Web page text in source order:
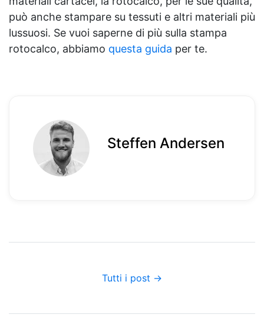
può anche stampare su tessuti e altri materiali più
lussuosi. Se vuoi saperne di più sulla stampa
rotocalco, abbiamo questa guida per te.
Steffen Andersen
Tutti i post →